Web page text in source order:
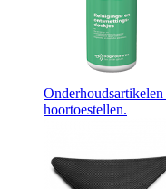
Onderhoudsartikelen
hoortoestellen.